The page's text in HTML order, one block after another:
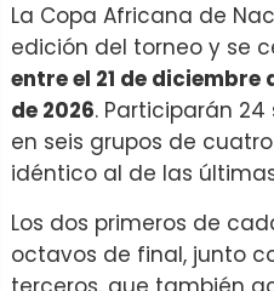
La Copa Africana de
edición del torneo y se
entre el 21 de diciembre
de 2026. Participarán
en seis grupos de
idéntico al de las
Los dos primeros de
octavos de final, junto